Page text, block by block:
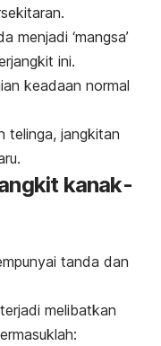
menjadi ‘mangsa’
ini.
keadaan normal
telinga, jangkitan
kanak-
tanda dan
melibatkan